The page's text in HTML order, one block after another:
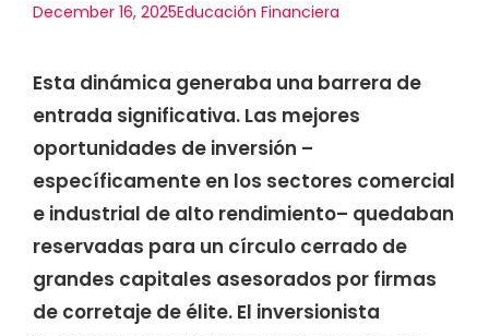
December 16, 2025Educación Financiera
Esta dinámica generaba una barrera de
entrada significativa. Las mejores
oportunidades de inversión –
específicamente en los sectores comercial
e industrial de alto rendimiento– quedaban
reservadas para un círculo cerrado de
grandes capitales asesorados por firmas
de corretaje de élite. El inversionista